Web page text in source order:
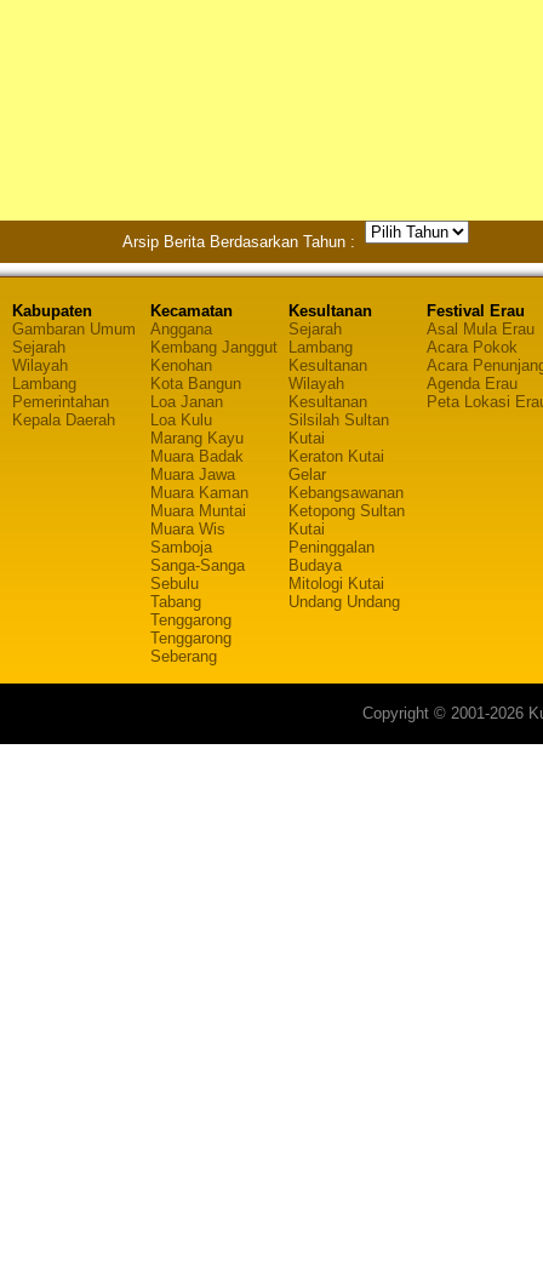
Arsip Berita Berdasarkan Tahun :
Kabupaten
Gambaran Umum
Sejarah
Wilayah
Lambang
Pemerintahan
Kepala Daerah
Kecamatan
Anggana
Kembang Janggut
Kenohan
Kota Bangun
Loa Janan
Loa Kulu
Marang Kayu
Muara Badak
Muara Jawa
Muara Kaman
Muara Muntai
Muara Wis
Samboja
Sanga-Sanga
Sebulu
Tabang
Tenggarong
Tenggarong
Seberang
Kesultanan
Sejarah
Lambang
Kesultanan
Wilayah
Kesultanan
Silsilah Sultan
Kutai
Keraton Kutai
Gelar
Kebangsawanan
Ketopong Sultan
Kutai
Peninggalan
Budaya
Mitologi Kutai
Undang Undang
Festival Erau
Asal Mula Erau
Acara Pokok
Acara
Agenda Erau
Peta Lokasi
Copyright © 2001-2026